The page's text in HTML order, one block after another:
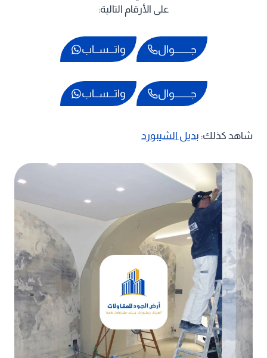
على الأرقام التالية:
جـــــــــوال واتـــســاب
جـــــــــوال واتـــســاب
شاهد كذلك: بديل الشيبورد